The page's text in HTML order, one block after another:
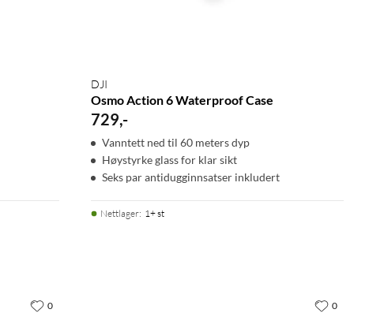
DJI
Osmo Action 6 Waterproof Case
729,-
Vanntett ned til 60 meters dyp
Høystyrke glass for klar sikt
Seks par antidugginnsatser inkludert
Nettlager: 1+ st
0 0